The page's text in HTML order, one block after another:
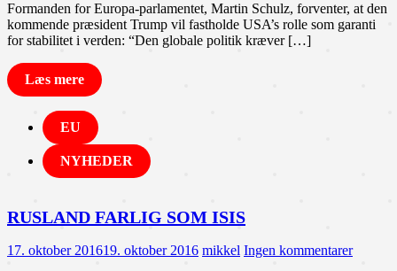
Formanden for Europa-parlamentet, Martin Schulz, forventer, at den
kommende præsident Trump vil fastholde USA’s rolle som garanti
for stabilitet i verden: “Den globale politik kræver […]
Læs mere
EU
NYHEDER
RUSLAND FARLIG SOM ISIS
17. oktober 201619. oktober 2016 mikkel Ingen kommentarer